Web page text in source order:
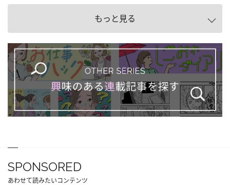
もっと見る
SPONSORED
あわせて読みたいコンテンツ